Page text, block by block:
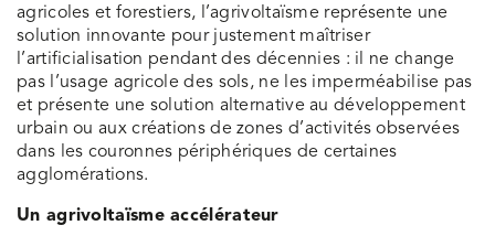
agricoles et forestiers, l’agrivoltaïsme représente une
solution innovante pour justement maîtriser
l’artificialisation pendant des décennies : il ne change
pas l’usage agricole des sols, ne les imperméabilise pas
et présente une solution alternative au développement
urbain ou aux créations de zones d’activités observées
dans les couronnes périphériques de certaines
agglomérations.
Un agrivoltaïsme accélérateur